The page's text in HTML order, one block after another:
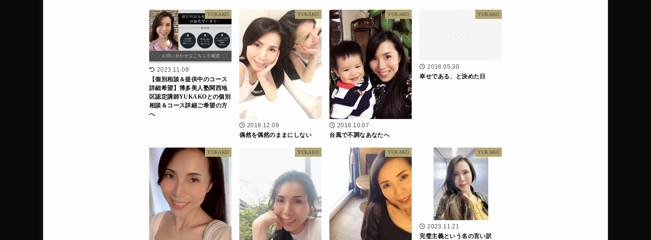
YUKAKO
2023.11.08
【個別相談＆提供中のコース
詳細希望】博多美人塾関西地
区認定講師YUKAKOとの個別
相談＆コース詳細ご希望の方
へ
YUKAKO
2018.12.09
偶然を偶然のままにしない
YUKAKO
2018.10.07
台風で不調なあなたへ
YUKAKO
2018.05.30
幸せである、と決めた日
YUKAKO YUKAKO YUKAKO YUKAKO
2023.11.21
完璧主義という名の言い訳